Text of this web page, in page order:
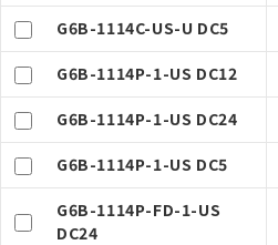
G6B-1114C-US-U DC5
G6B-1114P-1-US DC12
G6B-1114P-1-US DC24
G6B-1114P-1-US DC5
G6B-1114P-FD-1-US
DC24